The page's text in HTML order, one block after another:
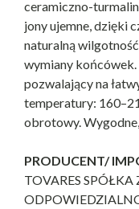
ceramiczno-
jony ujemne, dzięki
naturalną
wymiany
pozwalający na
temperatury:
obrotowy.
PRODUCENT/
TOVARES